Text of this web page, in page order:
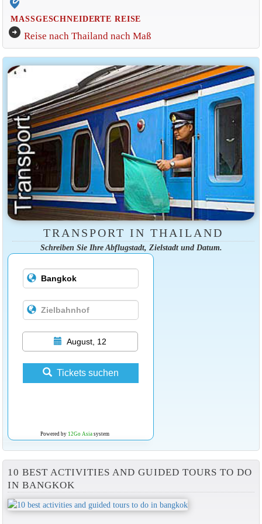
edit_location_alt
MASSGESCHNEIDERTE REISE
arrow_circle_right Reise nach Thailand nach Maß
TRANSPORT IN THAILAND
Schreiben Sie Ihre Abflugstadt, Zielstadt und Datum.
August, 12
Tickets suchen
Powered by 12Go Asiasystem
10 BEST ACTIVITIES AND GUIDED TOURS TO DO
IN BANGKOK